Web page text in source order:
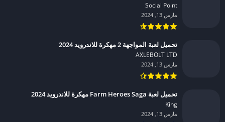
Social Point‏
مارس 13, 2024
تحميل لعبة المواجهة 2 مهكرة للاندرويد 2024
AXLEBOLT LTD‏
مارس 13, 2024
تحميل لعبة Farm Heroes Saga مهكرة للاندرويد 2024
King‏
مارس 13, 2024